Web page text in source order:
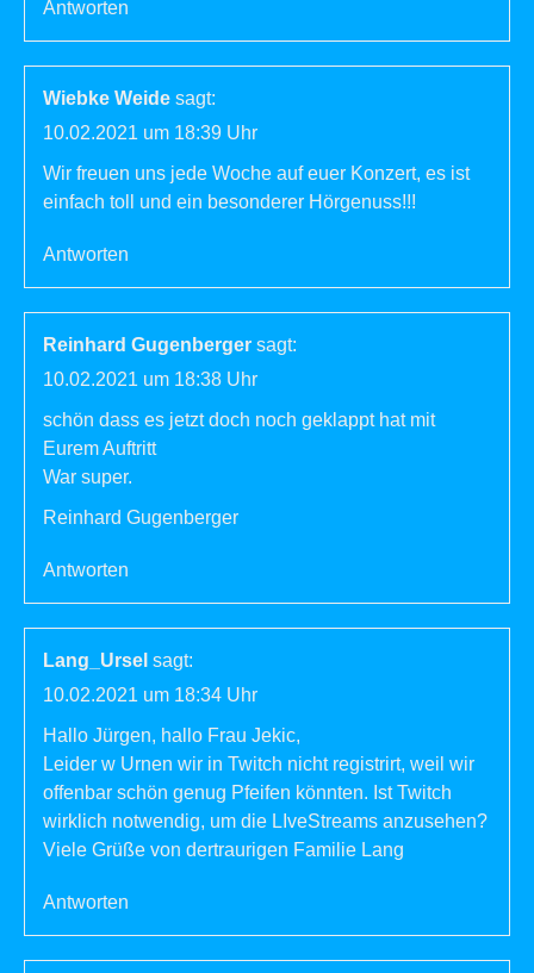
Antworten
Wiebke Weide sagt:
10.02.2021 um 18:39 Uhr
Wir freuen uns jede Woche auf euer Konzert, es ist
einfach toll und ein besonderer Hörgenuss!!!
Antworten
Reinhard Gugenberger sagt:
10.02.2021 um 18:38 Uhr
schön dass es jetzt doch noch geklappt hat mit
Eurem Auftritt
War super.
Reinhard Gugenberger
Antworten
Lang_Ursel sagt:
10.02.2021 um 18:34 Uhr
Hallo Jürgen, hallo Frau Jekic,
Leider w Urnen wir in Twitch nicht registrirt, weil wir
offenbar schön genug Pfeifen könnten. Ist Twitch
wirklich notwendig, um die LIveStreams anzusehen?
Viele Grüße von dertraurigen Familie Lang
Antworten